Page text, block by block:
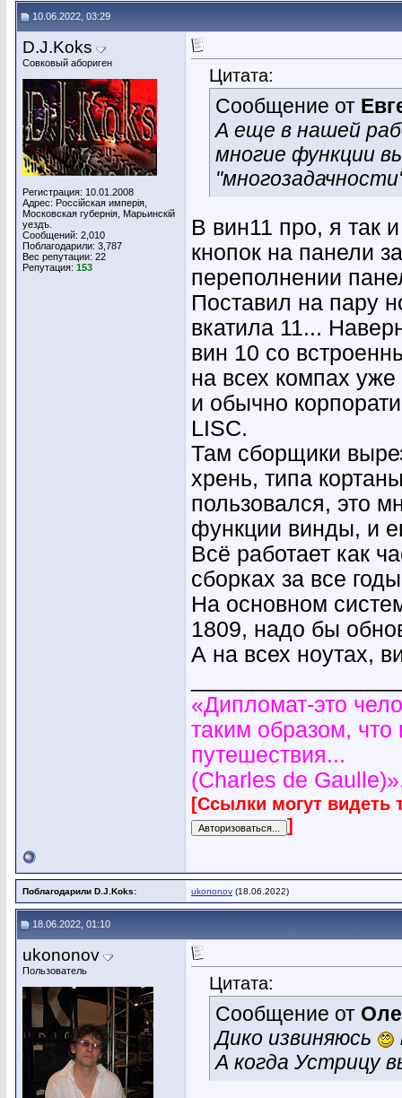
10.06.2022, 03:29
D.J.Koks
Совковый абориген
Регистрация: 10.01.2008
Адрес: Россiйская имперiя,
Московская губернiя, Марьинскiй
уездъ.
Сообщений: 2,010
Поблагодарили: 3,787
Вес репутации: 22
Репутация: 153
Цитата:
Сообщение от
А еще в нашей
многие функции
В вин11 про, я так
кнопок на панели
переполнении
Поставил на пару
вкатила 11...
вин 10 со
на всех компах уже
и обычно
LISC.
Там сборщики
хрень, типа
пользовался, это
функции винды, и
Всё работает как
сборках за все
На основном
1809, надо бы
А на всех ноутах,
«Дипломат-это
таким образом,
путешествия...
(Charles de
[Ссылки могут видеть
]
Поблагодарили D.J.Koks: ukononov (18.06.2022)
18.06.2022, 01:10
ukononov
Пользователь
Цитата:
Сообщение от
Дико извиняюсь
А когда Устрицу